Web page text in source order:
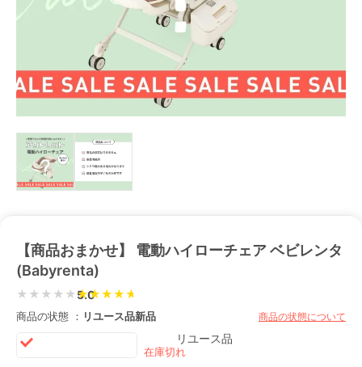
【商品おまかせ】 電動ハイローチェア ベビレンタ
(Babyrenta)
★★★★★5.0
商品の状態 ： リユース品新品 商品の状態について
リユース品